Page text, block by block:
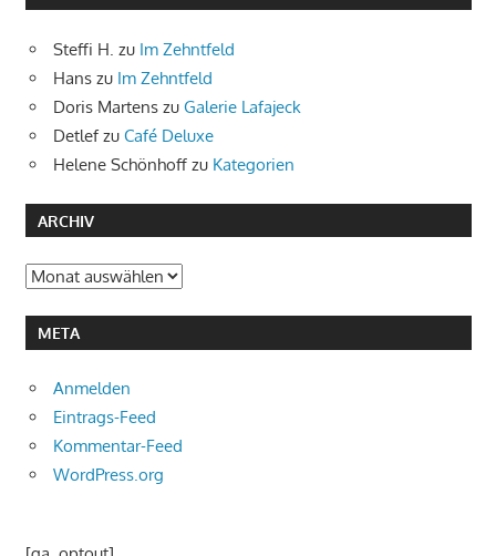
Steffi H. zu Im Zehntfeld
Hans zu Im Zehntfeld
Doris Martens zu Galerie Lafajeck
Detlefzu Café Deluxe
Helene Schönhoff zu Kategorien
ARCHIV
Archiv
META
Anmelden
Eintrags-Feed
Kommentar-Feed
WordPress.org